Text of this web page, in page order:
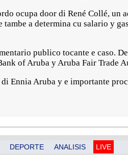
ocupa door di René Collé, un
a determina cu salario y
publico tocante e caso.
of Aruba y Aruba Fair Trade
Ennia Aruba y e importante
DEPORTE ANALISIS LIVE